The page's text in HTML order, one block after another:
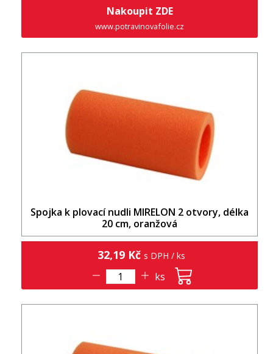
Nakoupit ZDE
www.potravinovafolie.cz
Spojka k plovací nudli MIRELON 2 otvory, délka
20 cm, oranžová
32,19 Kč s DPH / ks
ks